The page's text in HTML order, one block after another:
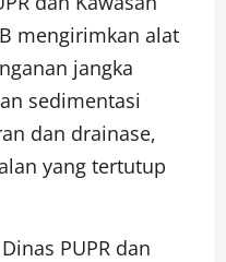
mengirimkan alat
jangka
sedimentasi
dan drainase,
yang tertutup
PUPR dan